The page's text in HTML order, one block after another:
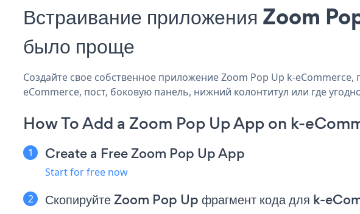
Встраивание приложения Zoom
было проще
Создайте свое собственное приложение Zoom Pop Up k-
eCommerce, пост, боковую панель, нижний колонтитул или где
How To Add a Zoom Pop Up App on k-
Create a Free Zoom Pop Up App
Start for free now
Скопируйте Zoom Pop Up фрагмент кода для k-